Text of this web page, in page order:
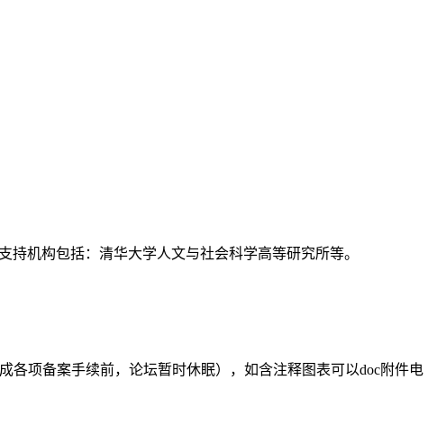
机构包括：清华大学人文与社会科学高等研究所等。
项备案手续前，论坛暂时休眠），如含注释图表可以doc附件电